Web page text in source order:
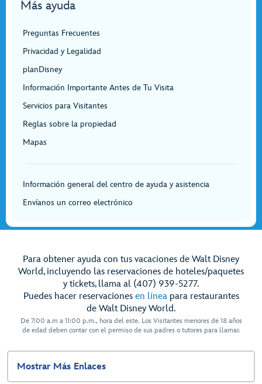
Más ayuda
Preguntas Frecuentes
Privacidad y Legalidad
planDisney
Información Importante Antes de Tu Visita
Servicios para Visitantes
Reglas sobre la propiedad
Mapas
Información general del centro de ayuda y asistencia
Envíanos un correo electrónico
Para obtener ayuda con tus vacaciones de Walt Disney
World, incluyendo las reservaciones de hoteles/paquetes
y tickets, llama al (407) 939-5277.
Puedes hacer reservaciones en líneapara restaurantes
de Walt Disney World.
De 7:00 a.m a 11:00 p.m., hora del este. Los Visitantes menores de 18 años
de edad deben contar con el permiso de sus padres o tutores para llamar.
Mostrar Más Enlaces